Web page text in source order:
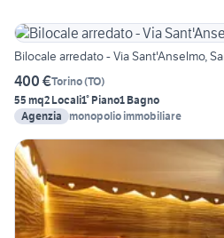
Bilocale arredato - Via Sant'Anselmo,
400 €Torino(TO)
55 mq2 Locali1° Piano1 Bagno
Agenzia monopolio immobiliare